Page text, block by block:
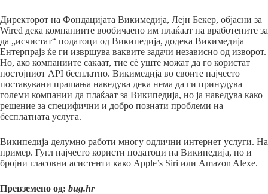
Директорот на Фондацијата Викимедија, Лејн Бекер, објасни за
Wired дека компаниите вообичаено им плаќаат на вработените за
да „исчистат“ податоци од Википедија, додека Викимедија
Ентерпрајз ќе ги извршува ваквите задачи независно од изворот.
Но, ако компаниите сакаат, тие сè уште можат да го користат
постојниот API бесплатно. Викимедија во своите најчесто
поставувани прашања наведува дека нема да ги принудува
големи компании да плаќаат за Википедија, но ја наведува како
решение за специфични и добро познати проблеми на
бесплатната услуга.
Википедија делумно работи многу одлични интернет услуги. На
пример. Гугл најчесто користи податоци на Википедија, но и
бројни гласовни асистенти како Apple’s Siri или Amazon Alexe.
Превземено од: bug.hr